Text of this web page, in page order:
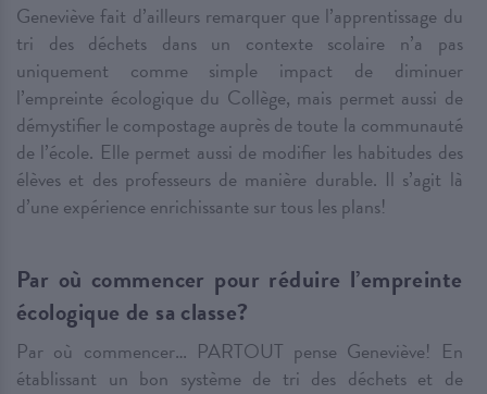
Geneviève fait d’ailleurs remarquer que l’apprentissage du
tri des déchets dans un contexte scolaire n’a pas
uniquement comme simple impact de diminuer
l’empreinte écologique du Collège, mais permet aussi de
démystifier le compostage auprès de toute la communauté
de l’école. Elle permet aussi de modifier les habitudes des
élèves et des professeurs de manière durable. Il s’agit là
d’une expérience enrichissante sur tous les plans!
Par où commencer pour réduire l’empreinte
écologique de sa classe?
Par où commencer… PARTOUT pense Geneviève! En
établissant un bon système de tri des déchets et de